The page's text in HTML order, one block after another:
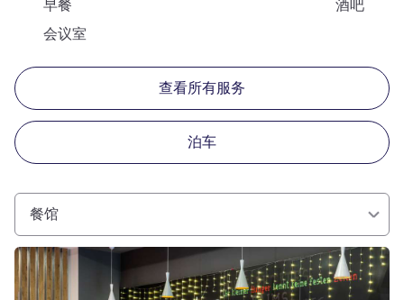
早餐
酒吧
会议室
查看所有服务
泊车
餐馆
请参阅详情